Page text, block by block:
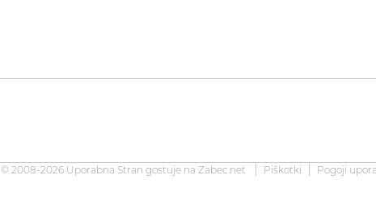
© 2008-2026 Uporabna Stran gostuje na Zabec.net Piškotki Pogoji